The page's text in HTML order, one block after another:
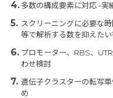
多数の構成要素に対応 -実
スクリーニングに必要な
等で解析する数を抑えた
プロモーター、RBS、
わせ検討
遺伝子クラスターの転写
め